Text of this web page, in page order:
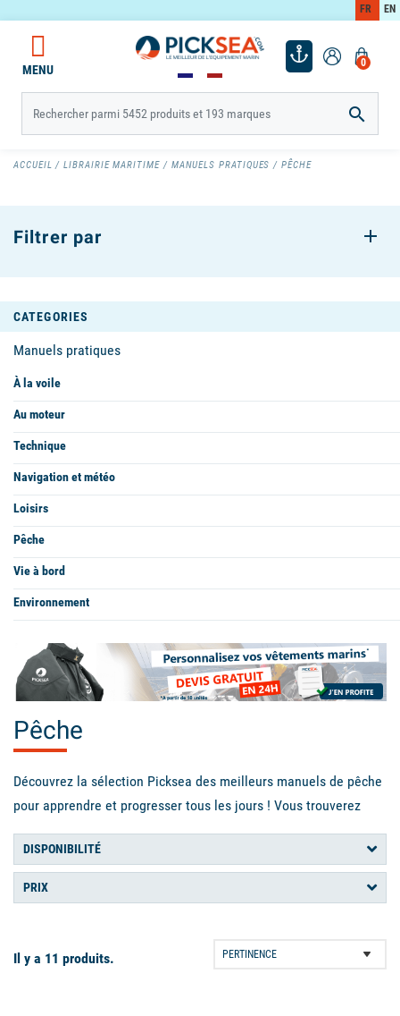
FR EN
0
MENU

ACCUEIL LIBRAIRIE MARITIME MANUELS PRATIQUES PÊCHE
CATEGORIES
Manuels pratiques
À la voile
Au moteur
Technique
Navigation et météo
Loisirs
Pêche
Vie à bord
Environnement
Filtrer par
Pêche
Découvrez la sélection Picksea des meilleurs manuels de pêche
pour apprendre et progresser tous les jours ! Vous trouverez
sous-marine, la pêche en mer, la pêche aux leurres et aux
appâts, la pêche au bar, en douce… Il y en a pour tous les goûts !
DISPONIBILITÉ
PRIX
Il y a 11 produits.